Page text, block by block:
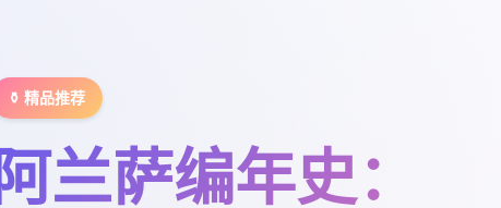
⚱️ 精品推荐
阿兰萨编年史：